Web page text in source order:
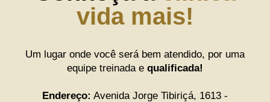
vida mais!
Um lugar onde você será bem atendido, por uma
equipe treinada e qualificada!
Endereço: Avenida Jorge Tibiriçá, 1613 -